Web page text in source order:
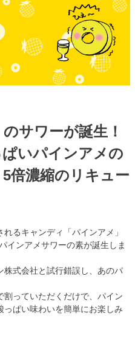
サワーが誕生！
いパインアメの
倍濃縮のリキュー
るキャンディ「パインアメ」
インアメサワーの素が誕生しま
式会社と試行錯誤し、あのパ
割っていただくだけで、パイン
ぱい味わいを簡単にお楽しみ